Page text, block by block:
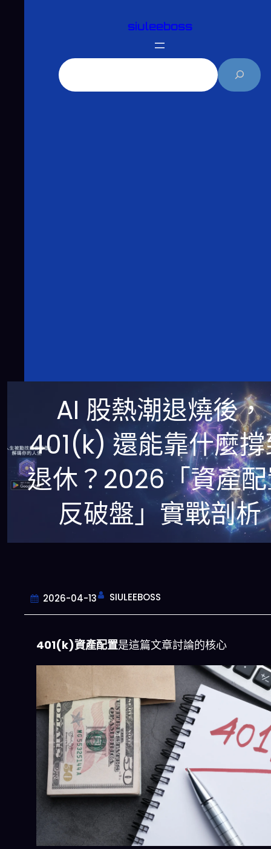
siuleeboss
AI 股熱潮退燒後，
401(k) 還能靠什麼
退休？2026「資產
反破盤」實戰剖析
2026-04-13 SIULEEBOSS
401(k)資產配置是這篇文章討論的核心